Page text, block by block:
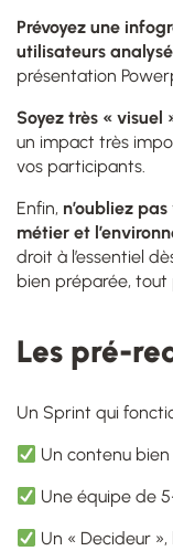
Prévoyez une
utilisateurs
présentation
Soyez très « visuel
un impact très
vos participants.
Enfin, n’oubliez
métier et
droit à l’essentiel
bien préparée,
Les pré-
Un Sprint qui
Un contenu
Une équipe de
Un « Decideur